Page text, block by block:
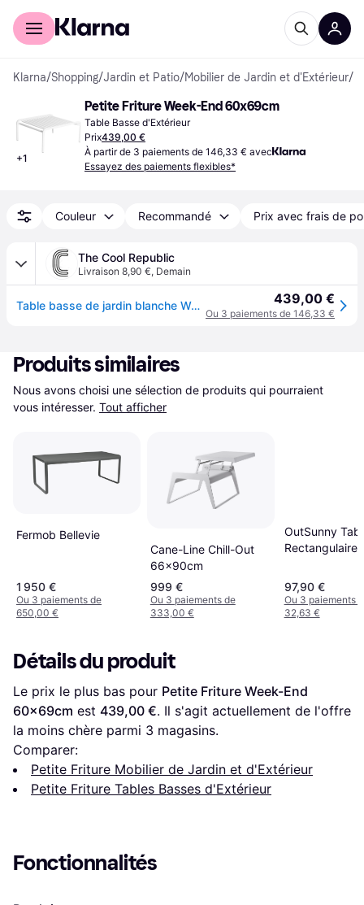
Acheter avec Klarna
Klarna/Shopping/Jardin et Patio/Mobilier de Jardin et d'Extérieur/
+1
Petite Friture Week-End 60x69cm
Table Basse d'Extérieur
Prix439,00 €
À partir de 3 paiements de 146,33 € avec
Essayez des paiements flexibles*
Couleur Recommandé Prix avec frais de
The Cool Republic
Livraison 8,90 €, Demain
Table basse de jardin blanche Week-End - Petite Friture 439,00 €
Ou 3 paiements de 146,33 €
Produits similaires
Nous avons choisi une sélection de produits qui pourraient
vous intéresser. Tout afficher
Fermob Bellevie
1 950 €
Ou 3 paiements de
650,00 €
Cane-Line Chill-Out
66x90cm
999 €
Ou 3 paiements de
333,00 €
OutSunny
Rectangulaire
37 cm
97,90 €
Ou 3 paiements
32,63 €
Détails du produit
Le prix le plus bas pour Petite Friture Week-End
60x69cm est 439,00 €. Il s'agit actuellement de l'offre
la moins chère parmi 3 magasins.
Comparer:
Petite Friture Mobilier de Jardin et d'Extérieur
Petite Friture Tables Basses d'Extérieur
Fonctionnalités